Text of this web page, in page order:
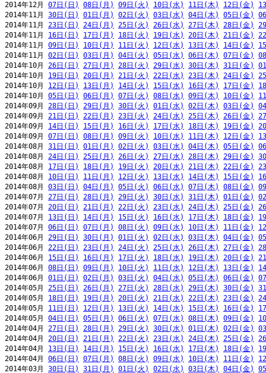
2014年12月 07日(日) 08日(月) 09日(火) 10日(水) 11日(木) 12日(金)
2014年11月 30日(日) 01日(月) 02日(火) 03日(水) 04日(木) 05日(金)
2014年11月 23日(日) 24日(月) 25日(火) 26日(水) 27日(木) 28日(金)
2014年11月 16日(日) 17日(月) 18日(火) 19日(水) 20日(木) 21日(金)
2014年11月 09日(日) 10日(月) 11日(火) 12日(水) 13日(木) 14日(金)
2014年11月 02日(日) 03日(月) 04日(火) 05日(水) 06日(木) 07日(金)
2014年10月 26日(日) 27日(月) 28日(火) 29日(水) 30日(木) 31日(金)
2014年10月 19日(日) 20日(月) 21日(火) 22日(水) 23日(木) 24日(金)
2014年10月 12日(日) 13日(月) 14日(火) 15日(水) 16日(木) 17日(金)
2014年10月 05日(日) 06日(月) 07日(火) 08日(水) 09日(木) 10日(金)
2014年09月 28日(日) 29日(月) 30日(火) 01日(水) 02日(木) 03日(金)
2014年09月 21日(日) 22日(月) 23日(火) 24日(水) 25日(木) 26日(金)
2014年09月 14日(日) 15日(月) 16日(火) 17日(水) 18日(木) 19日(金)
2014年09月 07日(日) 08日(月) 09日(火) 10日(水) 11日(木) 12日(金)
2014年08月 31日(日) 01日(月) 02日(火) 03日(水) 04日(木) 05日(金)
2014年08月 24日(日) 25日(月) 26日(火) 27日(水) 28日(木) 29日(金)
2014年08月 17日(日) 18日(月) 19日(火) 20日(水) 21日(木) 22日(金)
2014年08月 10日(日) 11日(月) 12日(火) 13日(水) 14日(木) 15日(金)
2014年08月 03日(日) 04日(月) 05日(火) 06日(水) 07日(木) 08日(金)
2014年07月 27日(日) 28日(月) 29日(火) 30日(水) 31日(木) 01日(金)
2014年07月 20日(日) 21日(月) 22日(火) 23日(水) 24日(木) 25日(金)
2014年07月 13日(日) 14日(月) 15日(火) 16日(水) 17日(木) 18日(金)
2014年07月 06日(日) 07日(月) 08日(火) 09日(水) 10日(木) 11日(金)
2014年06月 29日(日) 30日(月) 01日(火) 02日(水) 03日(木) 04日(金)
2014年06月 22日(日) 23日(月) 24日(火) 25日(水) 26日(木) 27日(金)
2014年06月 15日(日) 16日(月) 17日(火) 18日(水) 19日(木) 20日(金)
2014年06月 08日(日) 09日(月) 10日(火) 11日(水) 12日(木) 13日(金)
2014年06月 01日(日) 02日(月) 03日(火) 04日(水) 05日(木) 06日(金)
2014年05月 25日(日) 26日(月) 27日(火) 28日(水) 29日(木) 30日(金)
2014年05月 18日(日) 19日(月) 20日(火) 21日(水) 22日(木) 23日(金)
2014年05月 11日(日) 12日(月) 13日(火) 14日(水) 15日(木) 16日(金)
2014年05月 04日(日) 05日(月) 06日(火) 07日(水) 08日(木) 09日(金)
2014年04月 27日(日) 28日(月) 29日(火) 30日(水) 01日(木) 02日(金)
2014年04月 20日(日) 21日(月) 22日(火) 23日(水) 24日(木) 25日(金)
2014年04月 13日(日) 14日(月) 15日(火) 16日(水) 17日(木) 18日(金)
2014年04月 06日(日) 07日(月) 08日(火) 09日(水) 10日(木) 11日(金)
2014年03月 30日(日) 31日(月) 01日(火) 02日(水) 03日(木) 04日(金)